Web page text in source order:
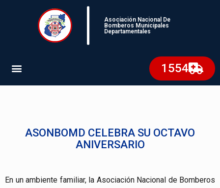
Asociación Nacional De
Bomberos Municipales
Departamentales
1554
ASONBOMD CELEBRA SU OCTAVO
ANIVERSARIO
En un ambiente familiar, la Asociación Nacional de Bomberos